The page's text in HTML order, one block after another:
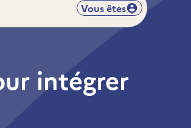
Vous êtes
intégrer